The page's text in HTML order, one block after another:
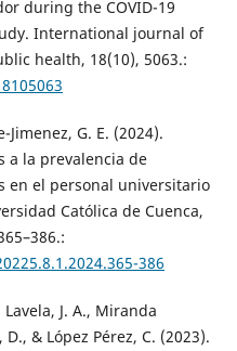
during the COVID-19
International journal of
health, 18(10), 5063.:
Jimenez, G. E. (2024).
a la prevalencia de
en el personal universitario
Católica de Cuenca,
386
J. A., Miranda
& López Pérez, C. (2023).